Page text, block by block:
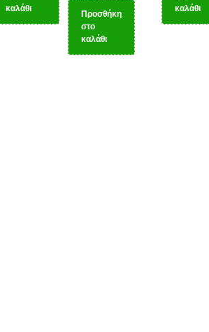
καλάθι
Προσθήκη
στο
καλάθι
καλάθι